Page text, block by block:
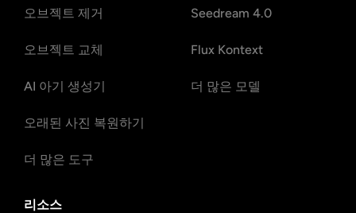
오브젝트 제거
오브젝트 교체
AI 아기 생성기
오래된 사진 복원하기
더 많은 도구
Seedream 4.0
Flux Kontext
더 많은 모델
리소스